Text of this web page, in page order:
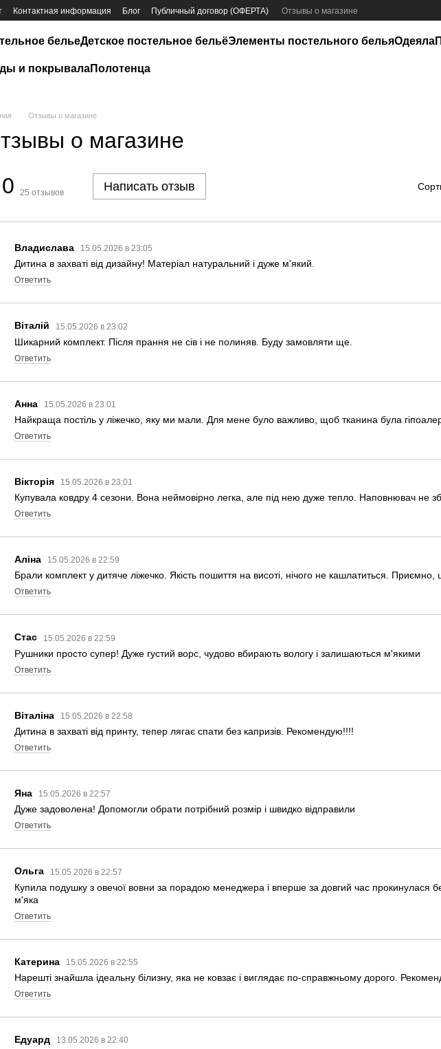
Контактная информация Блог Публичный договор (ОФЕРТА) Отзывы о магазине
бельеДетское постельное бельёЭлементы постельного бельяОдеяла
и покрывалаПолотенца
Отзывы о магазине
о магазине
25 отзывов Написать отзыв
Владислава 15.05.2026 в 23:05
Дитина в захваті від дизайну! Матеріал натуральний і дуже м'який.
Ответить
Віталій 15.05.2026 в 23:02
Шикарний комплект. Після прання не сів і не полиняв. Буду замовляти ще.
Ответить
Анна 15.05.2026 в 23:01
Найкраща постіль у ліжечко, яку ми мали. Для мене було важливо, щоб тканина була
Ответить
Вікторія 15.05.2026 в 23:01
Купувала ковдру 4 сезони. Вона неймовірно легка, але під нею дуже тепло. Наповнювач не
Ответить
Аліна 15.05.2026 в 22:59
Брали комплект у дитяче ліжечко. Якість пошиття на висоті, нічого не кашлатиться. Приємно,
Ответить
Стас 15.05.2026 в 22:59
Рушники просто супер! Дуже густий ворс, чудово вбирають вологу і залишаються м'якими
Ответить
Віталіна 15.05.2026 в 22:58
Дитина в захваті від принту, тепер лягає спати без капризів. Рекомендую!!!!
Ответить
Яна 15.05.2026 в 22:57
Дуже задоволена! Допомогли обрати потрібний розмір і швидко відправили
Ответить
Ольга 15.05.2026 в 22:57
Купила подушку з овечої вовни за порадою менеджера і вперше за довгий час
м'яка
Ответить
Катерина 15.05.2026 в 22:55
Нарешті знайшла ідеальну білизну, яка не ковзає і виглядає по-справжньому дорого.
Ответить
Едуард 13.05.2026 в 22:40